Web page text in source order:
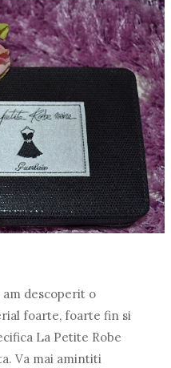
descoperit o
foarte, foarte fin si
La Petite Robe
Va mai amintiti